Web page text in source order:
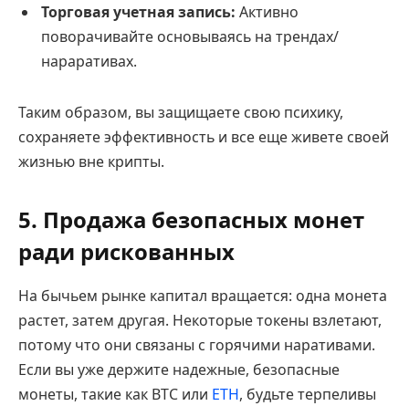
Торговая учетная запись: Активно
поворачивайте основываясь на трендах/
нараративах.
Таким образом, вы защищаете свою психику,
сохраняете эффективность и все еще живете своей
жизнью вне крипты.
5. Продажа безопасных монет
ради рискованных
На бычьем рынке капитал вращается: одна монета
растет, затем другая. Некоторые токены взлетают,
потому что они связаны с горячими наративами.
Если вы уже держите надежные, безопасные
монеты, такие как BTC или ETH, будьте терпеливы